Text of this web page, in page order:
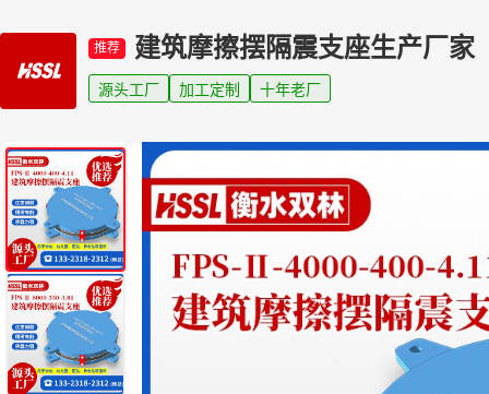
推荐 建筑摩擦摆隔震支座生产厂家
源头工厂 加工定制 十年老厂